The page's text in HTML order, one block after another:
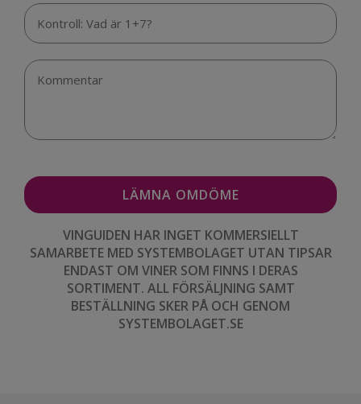
VINGUIDEN HAR INGET KOMMERSIELLT
SAMARBETE MED SYSTEMBOLAGET UTAN TIPSAR
ENDAST OM VINER SOM FINNS I DERAS
SORTIMENT. ALL FÖRSÄLJNING SAMT
BESTÄLLNING SKER PÅ OCH GENOM
SYSTEMBOLAGET.SE